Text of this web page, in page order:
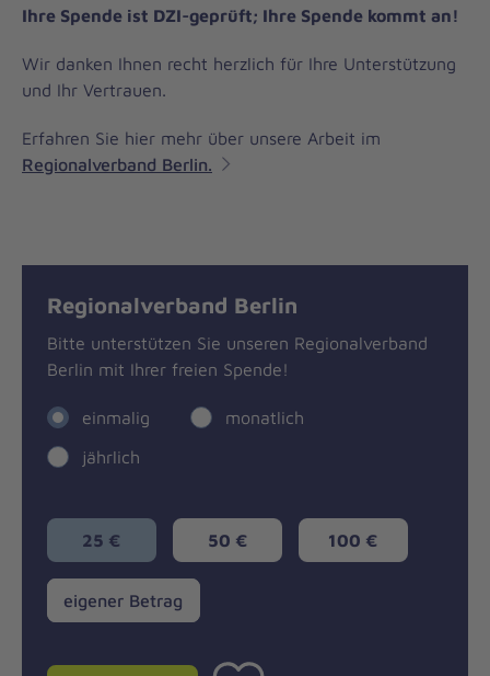
Ihre Spende ist DZI-geprüft; Ihre Spende kommt an!
Wir danken Ihnen recht herzlich für Ihre Unterstützung
und Ihr Vertrauen.
Erfahren Sie hier mehr über unsere Arbeit im
Regionalverband Berlin.
Regionalverband Berlin
Bitte unterstützen Sie unseren Regionalverband
Berlin mit Ihrer freien Spende!
einmalig
monatlich
jährlich
25 € 50 € 100 €
eigener
Betrag
eigener Betrag